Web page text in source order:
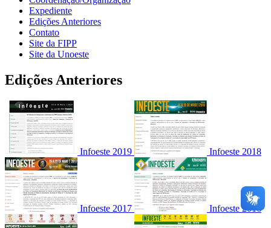
Expediente
Edições Anteriores
Contato
Site da FIPP
Site da Unoeste
Edições Anteriores
Infoeste 2019 Infoeste 2018
Infoeste 2017 Infoeste 2016